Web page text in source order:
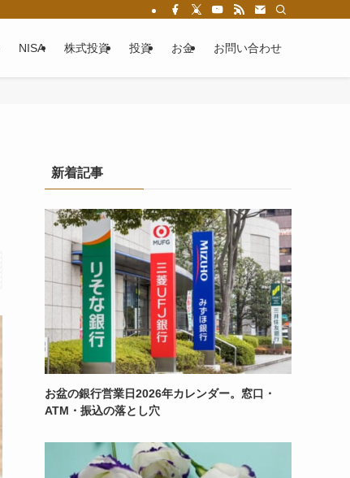
NISA 株式投資 投資 お金 お問い合わせ
新着記事
お盆の銀行営業日2026年カレンダー。窓口・
ATM・振込の落とし穴